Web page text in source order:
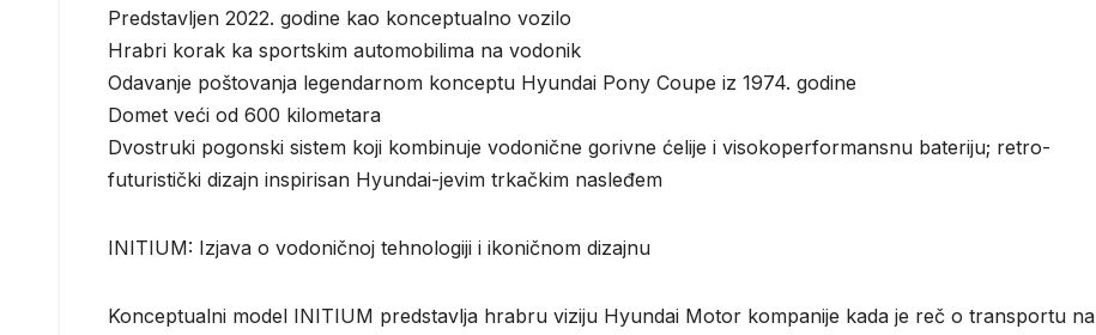
Predstavljen 2022. godine kao konceptualno vozilo
Hrabri korak ka sportskim automobilima na vodonik
Odavanje poštovanja legendarnom konceptu Hyundai Pony Coupe iz 1974. godine
Domet veći od 600 kilometara
Dvostruki pogonski sistem koji kombinuje vodonične gorivne ćelije i visokoperformansnu bateriju; retro-
futuristički dizajn inspirisan Hyundai-jevim trkačkim nasleđem
INITIUM: Izjava o vodoničnoj tehnologiji i ikoničnom dizajnu
Konceptualni model INITIUM predstavlja hrabru viziju Hyundai Motor kompanije kada je reč o transportu na